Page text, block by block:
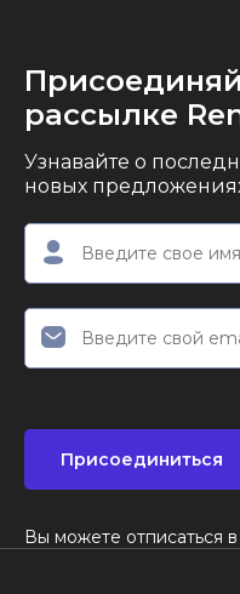
рассылке
Узнавайте о
новых
Присоединиться
Вы можете отписаться